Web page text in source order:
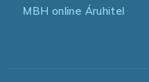
MBH online Áruhitel